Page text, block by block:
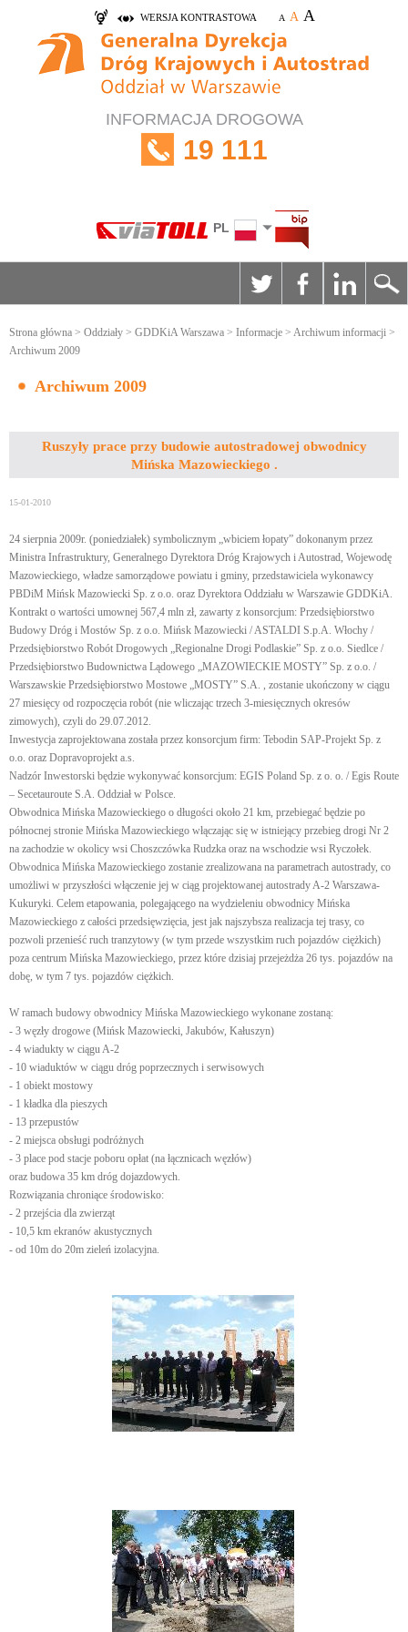
WERSJA KONTRASTOWA A A A
INFORMACJA DROGOWA
19 111
PL
Strona główna > Oddziały > GDDKiA Warszawa > Informacje > Archiwum informacji >
Archiwum 2009
Archiwum 2009
Ruszyły prace przy budowie autostradowej obwodnicy
Mińska Mazowieckiego .
15-01-2010
24 sierpnia 2009r. (poniedziałek) symbolicznym „wbiciem łopaty” dokonanym przez
Ministra Infrastruktury, Generalnego Dyrektora Dróg Krajowych i Autostrad, Wojewodę
Mazowieckiego, władze samorządowe powiatu i gminy, przedstawiciela wykonawcy
PBDiM Mińsk Mazowiecki Sp. z o.o. oraz Dyrektora Oddziału w Warszawie GDDKiA.
Kontrakt o wartości umownej 567,4 mln zł, zawarty z konsorcjum: Przedsiębiorstwo
Budowy Dróg i Mostów Sp. z o.o. Mińsk Mazowiecki / ASTALDI S.p.A. Włochy /
Przedsiębiorstwo Robót Drogowych „Regionalne Drogi Podlaskie” Sp. z o.o. Siedlce /
Przedsiębiorstwo Budownictwa Lądowego „MAZOWIECKIE MOSTY” Sp. z o.o. /
Warszawskie Przedsiębiorstwo Mostowe „MOSTY” S.A. , zostanie ukończony w ciągu
27 miesięcy od rozpoczęcia robót (nie wliczając trzech 3-miesięcznych okresów
zimowych), czyli do 29.07.2012.
Inwestycja zaprojektowana została przez konsorcjum firm: Tebodin SAP-Projekt Sp. z
o.o. oraz Dopravoprojekt a.s.
Nadzór Inwestorski będzie wykonywać konsorcjum: EGIS Poland Sp. z o. o. / Egis Route
– Secetauroute S.A. Oddział w Polsce.
Obwodnica Mińska Mazowieckiego o długości około 21 km, przebiegać będzie po
północnej stronie Mińska Mazowieckiego włączając się w istniejący przebieg drogi Nr 2
na zachodzie w okolicy wsi Choszczówka Rudzka oraz na wschodzie wsi Ryczołek.
Obwodnica Mińska Mazowieckiego zostanie zrealizowana na parametrach autostrady, co
umożliwi w przyszłości włączenie jej w ciąg projektowanej autostrady A-2 Warszawa-
Kukuryki. Celem etapowania, polegającego na wydzieleniu obwodnicy Mińska
Mazowieckiego z całości przedsięwzięcia, jest jak najszybsza realizacja tej trasy, co
pozwoli przenieść ruch tranzytowy (w tym przede wszystkim ruch pojazdów ciężkich)
poza centrum Mińska Mazowieckiego, przez które dzisiaj przejeżdża 26 tys. pojazdów na
dobę, w tym 7 tys. pojazdów ciężkich.
W ramach budowy obwodnicy Mińska Mazowieckiego wykonane zostaną:
- 3 węzły drogowe (Mińsk Mazowiecki, Jakubów, Kałuszyn)
- 4 wiadukty w ciągu A-2
- 10 wiaduktów w ciągu dróg poprzecznych i serwisowych
- 1 obiekt mostowy
- 1 kładka dla pieszych
- 13 przepustów
- 2 miejsca obsługi podróżnych
- 3 place pod stacje poboru opłat (na łącznicach węzłów)
oraz budowa 35 km dróg dojazdowych.
Rozwiązania chroniące środowisko:
- 2 przejścia dla zwierząt
- 10,5 km ekranów akustycznych
- od 10m do 20m zieleń izolacyjna.